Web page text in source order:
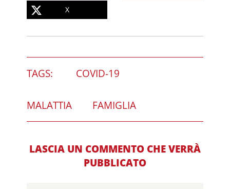
X
TAGS: COVID-19
MALATTIA FAMIGLIA
LASCIA UN COMMENTO CHE VERRÀ
PUBBLICATO